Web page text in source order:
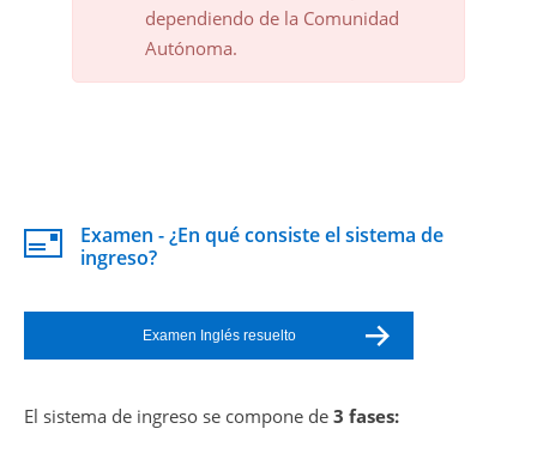
dependiendo de la Comunidad
Autónoma.
Examen - ¿En qué consiste el sistema de
ingreso?
Examen Inglés resuelto
El sistema de ingreso se compone de 3 fases: